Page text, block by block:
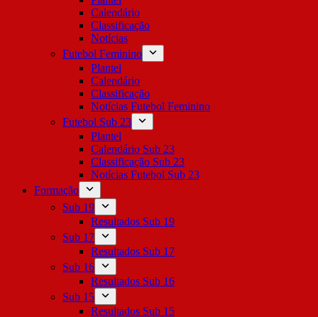
Calendário
Classificação
Notícias
Futebol Feminino
Plantel
Calendário
Classificação
Notícias Futebol Feminino
Futebol Sub 23
Plantel
Calendário Sub 23
Classificação Sub 23
Notícias Futebol Sub 23
Formação
Sub 19
Resultados Sub 19
Sub 17
Resultados Sub 17
Sub 16
Resultados Sub 16
Sub 15
Resultados Sub 15